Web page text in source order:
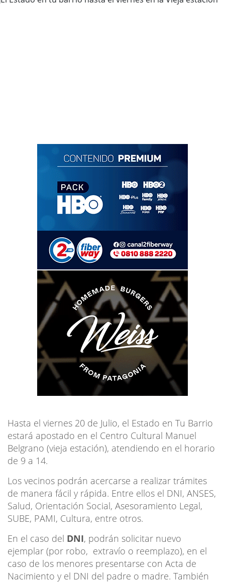
Hasta el viernes 20 de Julio, el Estado en Tu Barrio
estará apostado en el Centro Cultural Manuel
Belgrano (vieja estación), atendiendo en el horario
de 9 a 14.
Los vecinos podrán acercarse a realizar trámites
de manera fácil y rápida. Entre ellos el DNI, ANSES,
Salud, Orientación Social, Asesoramiento Legal,
SUBE, PAMI, Cultura, entre otros.
En el caso del DNI, podrán solicitar nuevo
ejemplar (por robo, extravío o reemplazo), en el
caso de los menores presentarse con Acta de
Nacimiento y el DNI del padre o madre. También